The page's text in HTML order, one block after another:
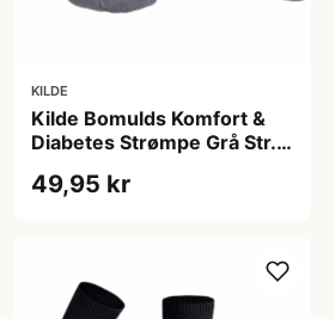
KILDE
Kilde Bomulds Komfort &
Diabetes Strømpe Grå Str. L
49,95 kr